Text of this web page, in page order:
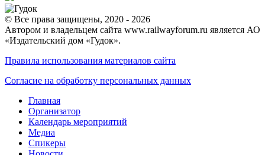
© Все права защищены, 2020 - 2026
Автором и владельцем сайта www.railwayforum.ru является АО
«Издательский дом «Гудок».
Правила использования материалов сайта
Согласие на обработку персональных данных
Главная
Организатор
Календарь мероприятий
Медиа
Спикеры